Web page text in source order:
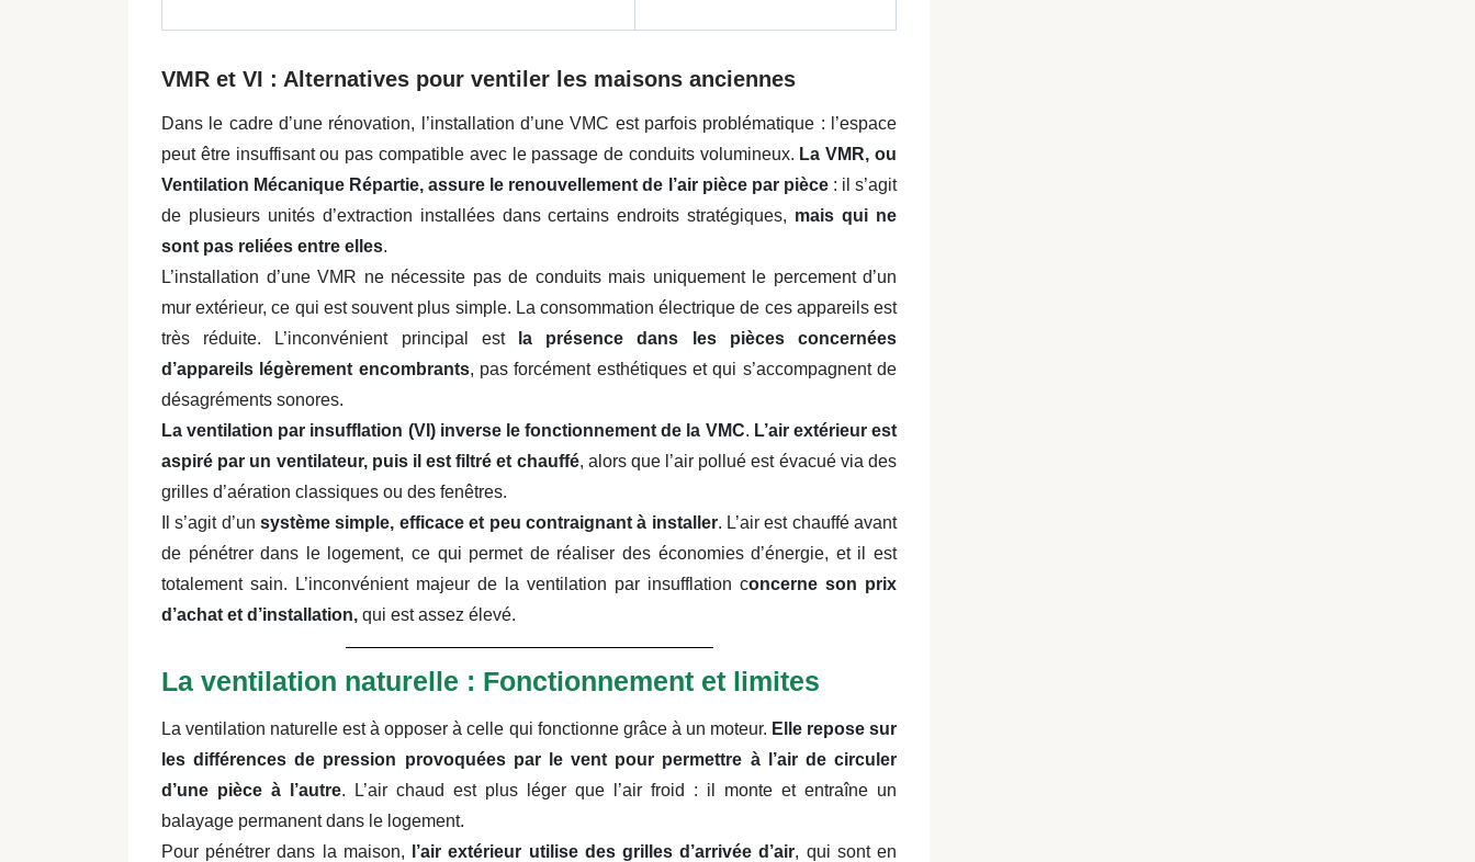
VMR et VI : Alternatives pour ventiler les maisons anciennes
Dans le cadre d’une rénovation, l’installation d’une VMC est parfois problématique : l’espace
peut être insuffisant ou pas compatible avec le passage de conduits volumineux. La VMR, ou
Ventilation Mécanique Répartie, assure le renouvellement de l’air pièce par pièce: il s’agit
de plusieurs unités d’extraction installées dans certains endroits stratégiques, mais qui ne
sont pas reliées entre elles.
L’installation d’une VMR ne nécessite pas de conduits mais uniquement le percement d’un
mur extérieur, ce qui est souvent plus simple. La consommation électrique de ces appareils est
très réduite. L’inconvénient principal est
la présence dans les pièces concernées
d’appareils légèrement encombrants, pas forcément esthétiques et qui s’accompagnent de
désagréments sonores.
La ventilation par insufflation (VI) inverse le fonctionnement de la VMC. L’air extérieur est
aspiré par un ventilateur, puis il est filtré et chauffé, alors que l’air pollué est évacué via des
grilles d’aération classiques ou des fenêtres.
Il s’agit d’unsystème simple, efficace et peu contraignant à installer. L’air est chauffé avant
de pénétrer dans le logement, ce qui permet de réaliser des économies d’énergie, et il est
totalement sain.
L’inconvénient majeur de la ventilation par insufflation concerne son prix
d’achat et d’installation, qui est assez élevé.
La ventilation naturelle : Fonctionnement et limites
La ventilation naturelle est à opposer à celle qui fonctionne grâce à un moteur. Elle repose sur
les différences de pression provoquées par le vent pour permettre à l’air de circuler
d’une pièce à l’autre. L’air chaud est plus léger que l’air froid : il monte et entraîne un
balayage permanent dans le logement.
Pour pénétrer dans la maison,
l’air extérieur utilise des grilles d’arrivée d’air, qui sont en